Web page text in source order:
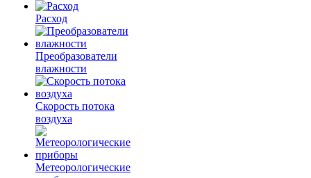
Расход
Преобразователи
влажности
Скорость потока
воздуха
Метеорологические